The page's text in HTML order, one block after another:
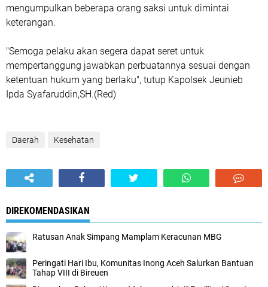
mengumpulkan beberapa orang saksi untuk dimintai
keterangan.
"Semoga pelaku akan segera dapat seret untuk
mempertanggung jawabkan perbuatannya sesuai dengan
ketentuan hukum yang berlaku", tutup Kapolsek Jeunieb
Ipda Syafaruddin,SH.(Red)
Daerah Kesehatan
DIREKOMENDASIKAN
Ratusan Anak Simpang Mamplam Keracunan MBG
Peringati Hari Ibu, Komunitas Inong Aceh Salurkan Bantuan
Tahap VIII di Bireuen